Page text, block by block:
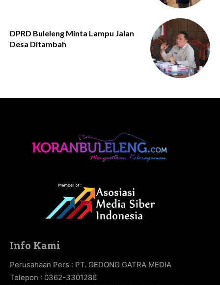
DPRD Buleleng Minta Lampu Jalan
Desa Ditambah
Info Kami
Perusahaan Pers : PT. GEDONG GATRA MEDIA
Telepon : 0362-3301286